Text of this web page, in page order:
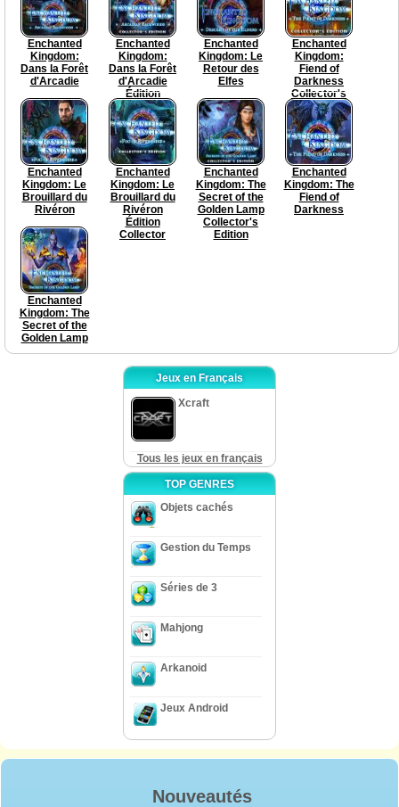
Enchanted
Kingdom:
Dans la Forêt
d'Arcadie
Enchanted
Kingdom:
Dans la Forêt
d'Arcadie
Édition
Collector
Enchanted
Kingdom: Le
Retour des
Elfes
Enchanted
Kingdom:
Fiend of
Darkness
Collector's
Edition
Enchanted
Kingdom: Le
Brouillard du
Rivéron
Enchanted
Kingdom: Le
Brouillard du
Rivéron
Édition
Collector
Enchanted
Kingdom: The
Secret of the
Golden Lamp
Collector's
Edition
Enchanted
Kingdom: The
Fiend of
Darkness
Enchanted
Kingdom: The
Secret of the
Golden Lamp
Jeux en Français
Xcraft
Tous les jeux en français
TOP GENRES
Objets cachés
Gestion du Temps
Séries de 3
Mahjong
Arkanoid
Jeux Android
Nouveautés